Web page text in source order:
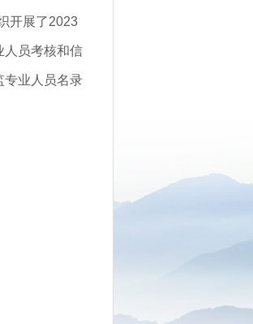
开展了2023
人员考核和信
专业人员名录